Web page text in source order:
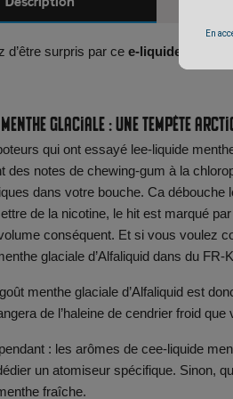
En
Description
d’être surpris par ce e-liquide
glaciale : une tempête
qui ont essayé lee-liquide
des notes de chewing-gum à la
dans votre bouche. Ca débouche
de la nicotine, le hit est marqué
conséquent. Et si vous voulez
glaciale d’Alfaliquid dans du
menthe glaciale d’Alfaliquid est
de l’haleine de cendrier froid
: les arômes de cee-liquide
un atomiseur spécifique. Sinon,
fraîche.